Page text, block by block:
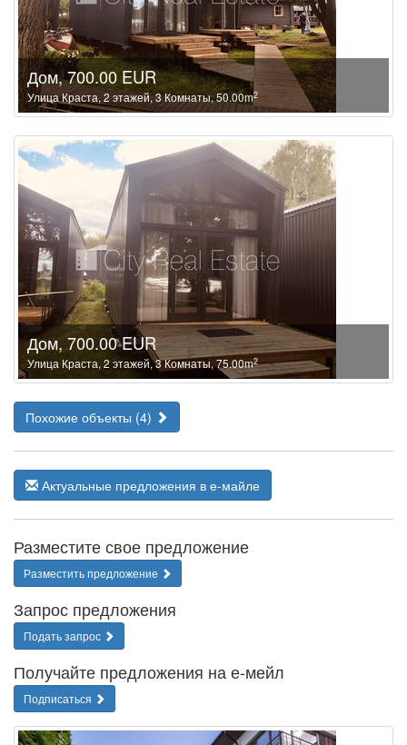
Дом, 700.00 EUR
Улица Краста, 2 этажей, 3 Комнаты, 50.00m2
Дом, 700.00 EUR
Улица Краста, 2 этажей, 3 Комнаты, 75.00m2
Похожие объекты (4)
Актуальные предложения в е-майле
Разместите свое предложение
Разместить предложение
Запрос предложения
Подать запрос
Получайте предложения на е-мейл
Подписаться